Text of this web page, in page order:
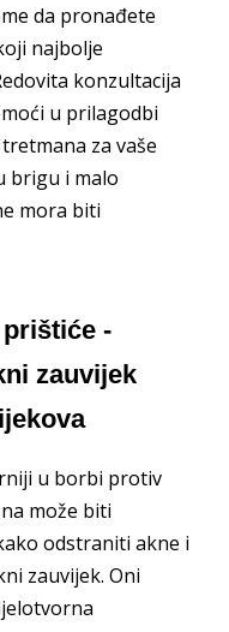
da pronađete
najbolje
konzultacija
u prilagodbi
za vaše
brigu i malo
mora biti
-
zauvijek
u borbi protiv
može biti
odstraniti akne i
zauvijek. Oni